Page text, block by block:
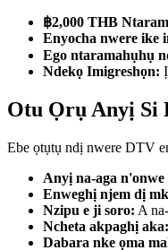
฿2,000 THB
Enyocha nwere ike
Ego ntaramahụhụ
Ndekọ Imigreshọn:
Otu Ọrụ Anyị Si
Ebe ọtụtụ ndị nwere DTV
Anyị na-aga n'onwe
Enweghị njem dị
Nzipu e ji soro: A
Ncheta akpaghị aka:
Dabara nke ọma